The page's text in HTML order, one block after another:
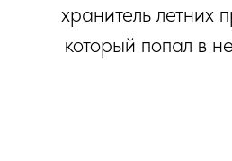
хранитель летних
который попал в